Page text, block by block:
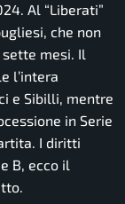
Al “Liberati”
che non
mesi. Il
l’intera
e Sibilli, mentre
in Serie
I diritti
B, ecco il